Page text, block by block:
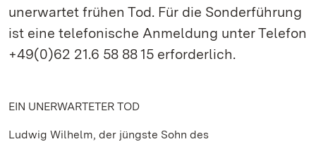
unerwartet frühen Tod. Für die Sonderführung
ist eine telefonische Anmeldung unter Telefon
+49(0)62 21.6 58 88 15 erforderlich.
EIN UNERWARTETER TOD
Ludwig Wilhelm, der jüngste Sohn des